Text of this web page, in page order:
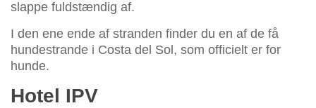
slappe fuldstændig af.
I den ene ende af stranden finder du en af de få
hundestrande i Costa del Sol, som officielt er for
hunde.
Hotel IPV